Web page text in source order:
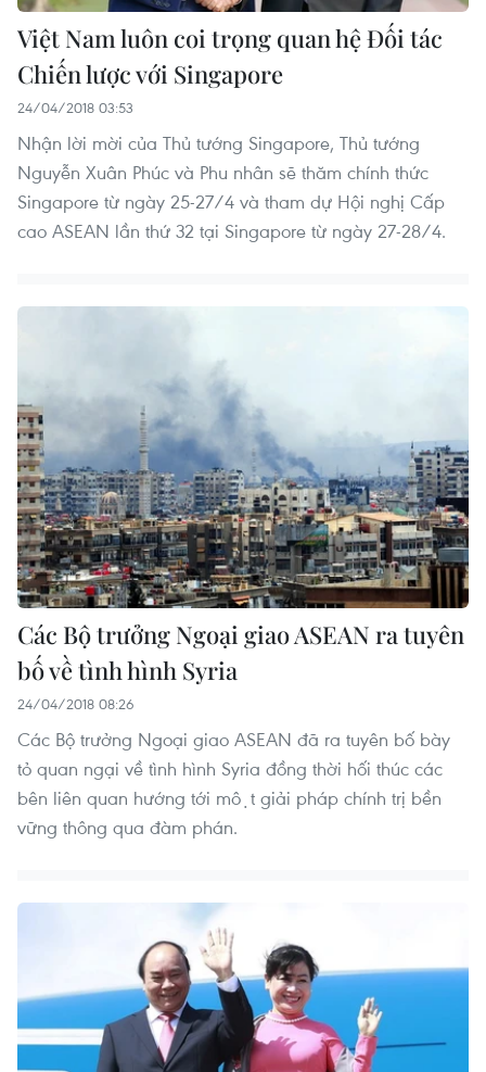
Việt Nam luôn coi trọng quan hệ Đối tác
Chiến lược với Singapore
24/04/2018 03:53
Nhận lời mời của Thủ tướng Singapore, Thủ tướng
Nguyễn Xuân Phúc và Phu nhân sẽ thăm chính thức
Singapore từ ngày 25-27/4 và tham dự Hội nghị Cấp
cao ASEAN lần thứ 32 tại Singapore từ ngày 27-28/4.
Các Bộ trưởng Ngoại giao ASEAN ra tuyên
bố về tình hình Syria
24/04/2018 08:26
Các Bộ trưởng Ngoại giao ASEAN đã ra tuyên bố bày
tỏ quan ngại về tình hình Syria đồng thời hối thúc các
bên liên quan hướng tới một giải pháp chính trị bền
vững thông qua đàm phán.